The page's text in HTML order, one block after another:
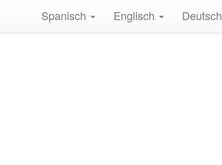
Deutsch
Englisch
Spanisch